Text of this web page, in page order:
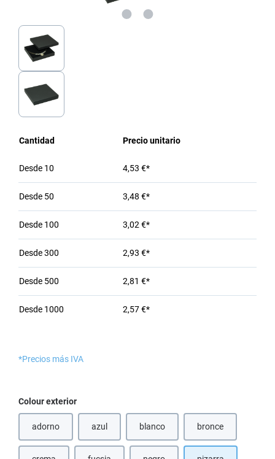
Cantidad Precio unitario
Desde 10 4,53 €*
Desde 50 3,48 €*
Desde 100 3,02 €*
Desde300 2,93 €*
Desde 500 2,81 €*
Desde 1000 2,57 €*
*Precios más IVA
Seleccione
Colour exterior
adorno azul(Esta opción no está disponible en este momento.)
blanco(Esta opción no está disponible en
bronce(Esta opción no